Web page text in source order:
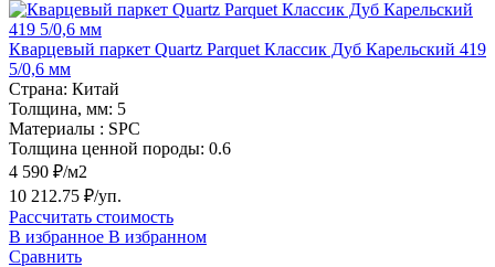
Кварцевый паркет Quartz Parquet Классик Дуб Карельский 419
5/0,6 мм
Страна: Китай
Толщина, мм: 5
Материалы : SPC
Толщина ценной породы: 0.6
4 590 ₽/м2
10 212.75 ₽/уп.
Рассчитать стоимость
В избранное В избранном
Сравнить